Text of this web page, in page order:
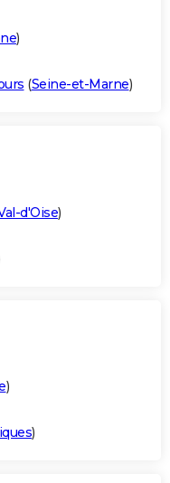
)
(Seine-et-Marne)
d'Oise)
)
)